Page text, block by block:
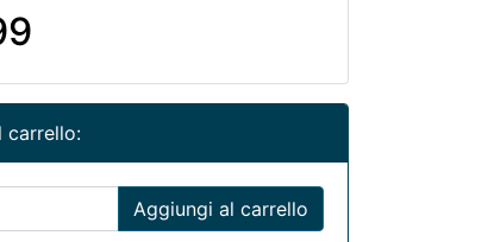
carrello:
Aggiungi al carrello